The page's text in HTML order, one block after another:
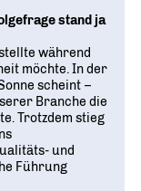
stand ja
während
möchte. In der
scheint –
Branche die
Trotzdem stieg
und
Führung